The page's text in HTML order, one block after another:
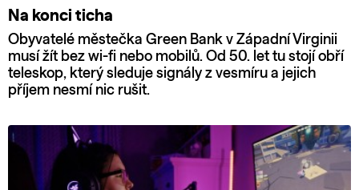
Na konci ticha
Obyvatelé městečka Green Bank v Západní Virginii
musí žít bez wi-fi nebo mobilů. Od 50. let tu stojí obří
teleskop, který sleduje signály z vesmíru a jejich
příjem nesmí nic rušit.